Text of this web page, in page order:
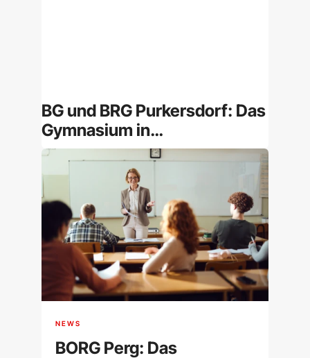
BG und BRG Purkersdorf: Das
Gymnasium in
Niederösterreich im
NEWS
BORG Perg: Das